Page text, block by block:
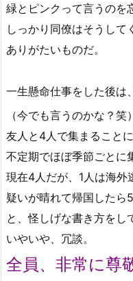
緑とピンクって言うのを
しっかり同僚はそうして
ありがたいものだ。
一生懸命仕事をした後は、
（今でも言うのかな？笑）
友人と4人で集まることに
不定期でほぼ季節ごとに
現在4人だが、1人は海外
疑いが晴れて帰国したら
と、怪しげな書き方をし
いやいや、冗談。
全員、非常に尊